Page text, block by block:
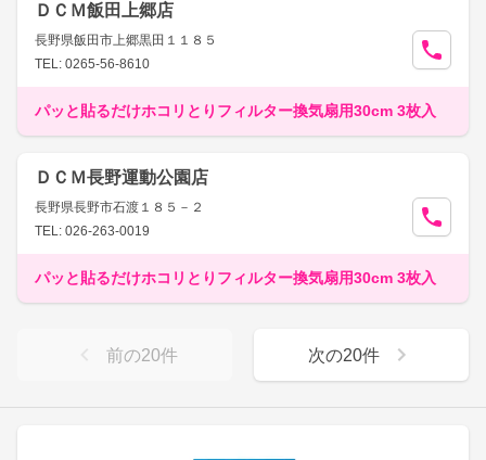
ＤＣＭ飯田上郷店
長野県飯田市上郷黒田１１８５
TEL: 0265-56-8610
パッと貼るだけホコリとりフィルター換気扇用30cm 3枚入
ＤＣＭ長野運動公園店
長野県長野市石渡１８５－２
TEL: 026-263-0019
パッと貼るだけホコリとりフィルター換気扇用30cm 3枚入
前の20件 次の20件